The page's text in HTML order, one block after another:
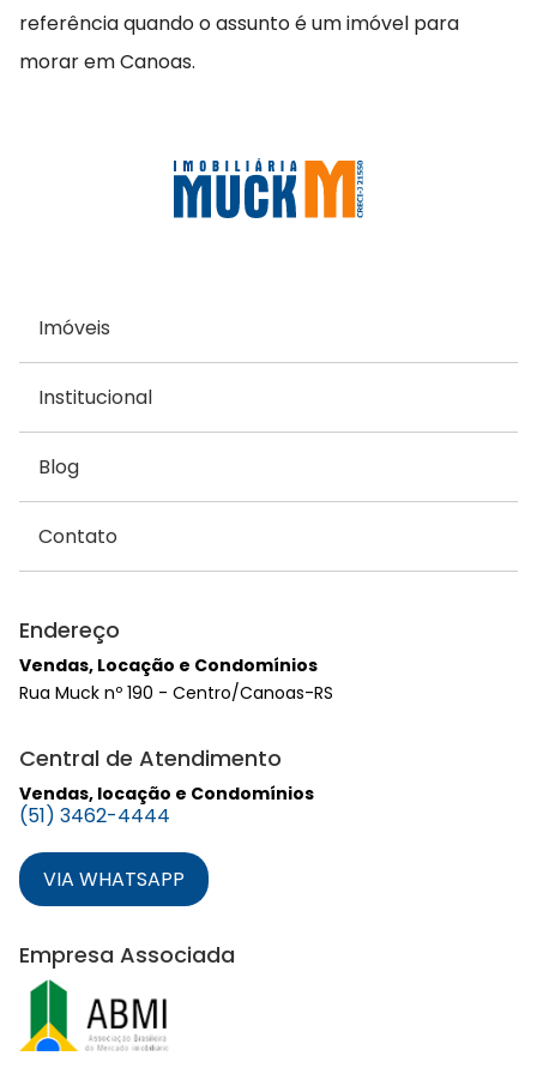
referência quando o assunto é um imóvel para
morar em Canoas.
Imóveis
Institucional
Blog
Contato
Endereço
Vendas, Locação e Condomínios
Rua Muck nº 190 - Centro/Canoas-RS
Central de Atendimento
Vendas, locação e Condomínios
(51) 3462-4444
VIA WHATSAPP
Empresa Associada